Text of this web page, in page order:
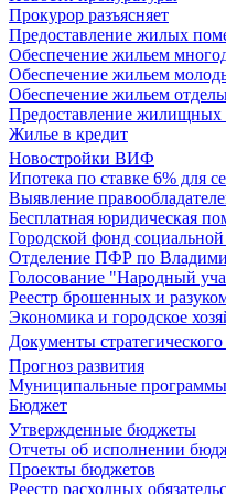
Прокурор разъясняет
Предоставление жилых
Обеспечение жильем
Обеспечение жильем
Обеспечение жильем
Предоставление жилищных
Жилье в кредит
Новостройки ВИФ
Ипотека по ставке 6% для
Выявление
Бесплатная юридическая
Городской фонд
Отделение ПФР по
Голосование "Народный
Реестр брошенных и
Экономика и городское
Документы
Прогноз развития
Муниципальные программы
Бюджет
Утвержденные бюджеты
Отчеты об исполнении
Проекты бюджетов
Реестр расходных